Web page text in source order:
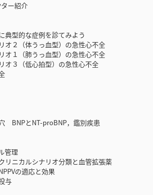
ー紹介
型的な症例を診てみよう
２（体うっ血型）の急性心不全
１（肺うっ血型）の急性心不全
３（低心拍型）の急性心不全
BNPとNT-proBNP，鑑別疾患
管理
ニカルシナリオ分類と血管拡張薬
の適応と効果
与